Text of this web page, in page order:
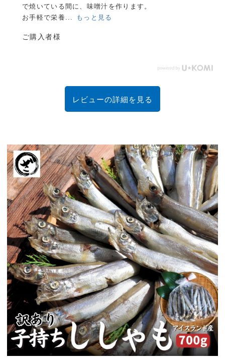
チリです！
天麩羅にしたら、おいしかった！
ウクレレ様
レビューの詳細を見る